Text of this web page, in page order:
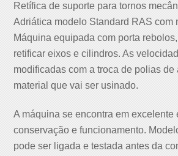
Retífica de suporte para tornos
Adriática modelo Standard RAS com
Máquina equipada com porta
retificar eixos e cilindros. As
modificadas com a troca de polias de
material que vai ser usinado.
A máquina se encontra em excelente
conservação e funcionamento.
pode ser ligada e testada antes da